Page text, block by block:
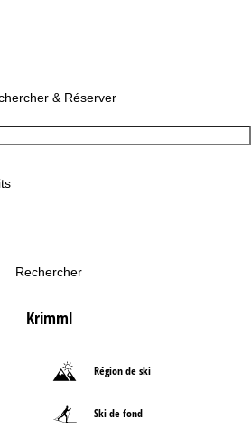
& Réserver
Rechercher
Krimml
Région de ski
Ski de fond